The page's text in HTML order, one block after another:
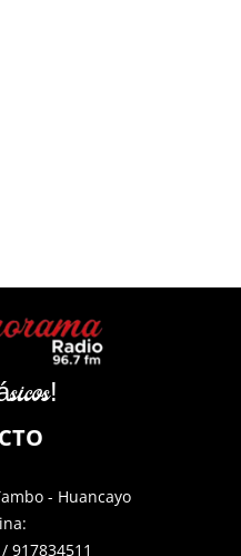
- Huancayo
917834511